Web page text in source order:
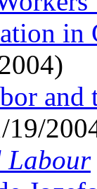
in
19/
Labour